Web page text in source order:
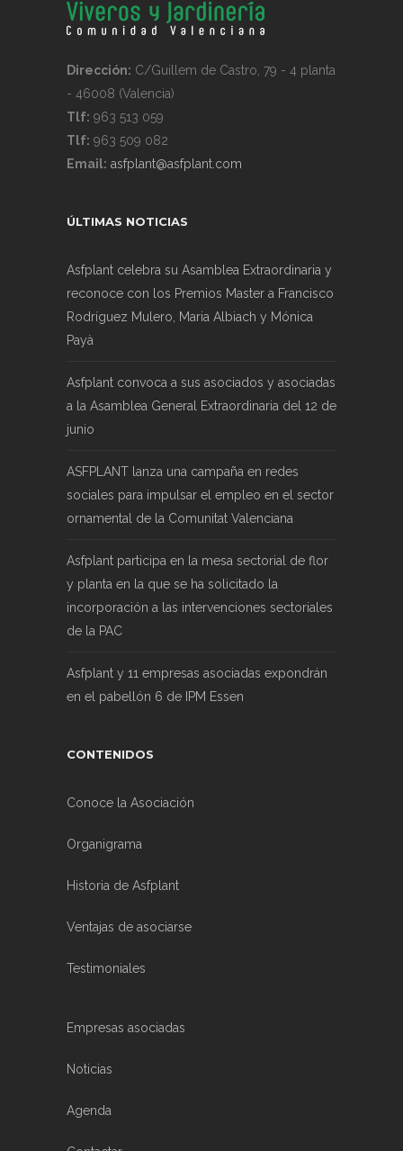
Dirección: C/Guillem de Castro, 79 - 4 planta
- 46008 (Valencia)
Tlf: 963 513 059
Tlf: 963 509 082
Email: asfplant@asfplant.com
ÚLTIMAS NOTICIAS
Asfplant celebra su Asamblea Extraordinaria y
reconoce con los Premios Master a Francisco
Rodríguez Mulero, Maria Albiach y Mónica
Payà
Asfplant convoca a sus asociados y asociadas
a la Asamblea General Extraordinaria del 12 de
junio
ASFPLANT lanza una campaña en redes
sociales para impulsar el empleo en el sector
ornamental de la Comunitat Valenciana
Asfplant participa en la mesa sectorial de flor
y planta en la que se ha solicitado la
incorporación a las intervenciones sectoriales
de la PAC
Asfplant y 11 empresas asociadas expondrán
en el pabellón 6 de IPM Essen
CONTENIDOS
Conoce la Asociación
Organigrama
Historia de Asfplant
Ventajas de asociarse
Testimoniales
Empresas asociadas
Noticias
Agenda